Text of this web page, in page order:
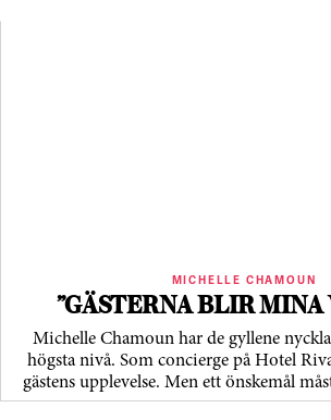
MICHELLE CHAMOUN
”GÄSTERNA BLIR MINA
Michelle Chamoun har de gyllene
högsta nivå. Som concierge på Hotel
gästens upp­levelse. Men ett önskemål